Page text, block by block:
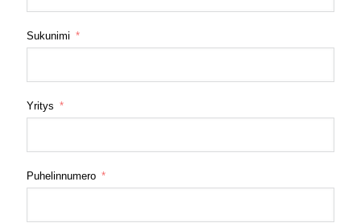
Sukunimi
Yritys
Puhelinnumero